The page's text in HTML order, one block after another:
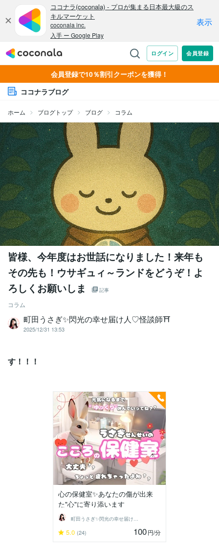
会員登録で10％割引クーポンを獲得！
ココナラブログ
ホーム ブログトップ ブログ コラム
皆様、今年度はお世話になりました！来年も
その先も！ウサギュィ～ランドをどうぞ！よ
ろしくお願いしま
記事
コラム
町田うさぎ✨閃光の幸せ届け人♡怪談師⛩️
2025/12/31 13:53
す！！！
心の保健室✨あなたの傷が出来
た"心"に寄り添います
町田うさぎ✨閃光の幸せ届け人♡怪談師⛩️
5.0 (24) 100円/分